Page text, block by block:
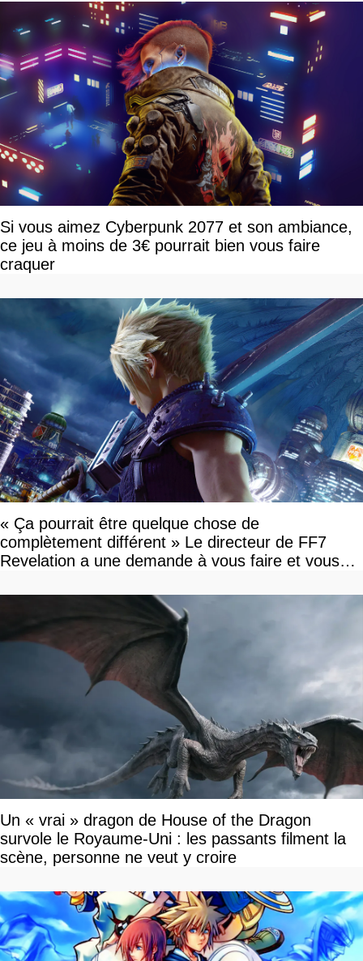
Si vous aimez Cyberpunk 2077 et son ambiance,
ce jeu à moins de 3€ pourrait bien vous faire
craquer
« Ça pourrait être quelque chose de
complètement différent » Le directeur de FF7
Revelation a une demande à vous faire et vous
Un « vrai » dragon de House of the Dragon
survole le Royaume-Uni : les passants filment la
scène, personne ne veut y croire